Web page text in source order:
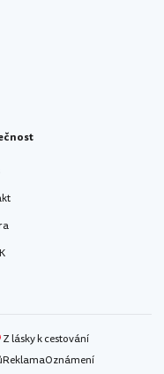
Z lásky k cestování
ReklamaOznámení